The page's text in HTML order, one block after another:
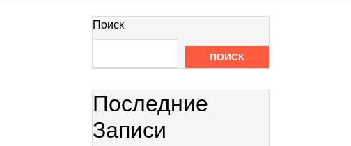
Поиск
ПОИСК
Последние
Записи